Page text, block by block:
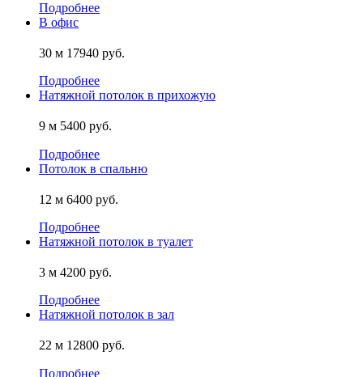
Подробнее
В офис
30 м 17940 руб.
Подробнее
Натяжной потолок в прихожую
9 м 5400 руб.
Подробнее
Потолок в спальню
12 м 6400 руб.
Подробнее
Натяжной потолок в туалет
3 м 4200 руб.
Подробнее
Натяжной потолок в зал
22 м 12800 руб.
Подробнее